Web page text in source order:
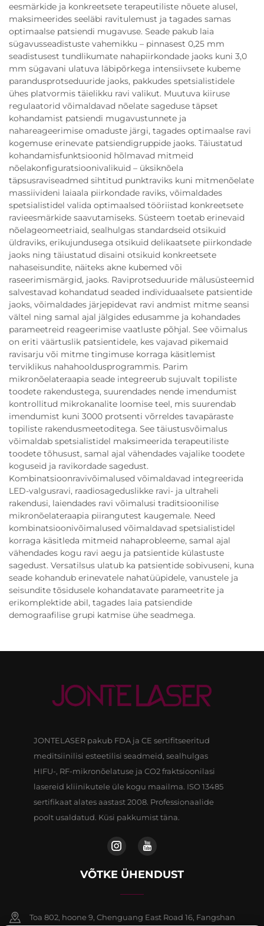
eesmärkide ja konkreetsete terapeutiliste nõuete alusel,
maksimeerides seeläbi ravitulemust ja tagades samas
optimaalse patsiendi mugavuse. Seade pakub laia
sügavusseadistuste vahemikku – pinnasest 0,25 mm
seadistusest tundlikumate nahapiirkondade jaoks kuni 3,0
mm sügavani ulatuva läbipõrkega intensiivsete kubeme
parandusprotseduuride jaoks, pakkudes spetsialistidele
ühes platvormis täielikku ravi valikut. Muutuva kiiruse
regulaatorid võimaldavad nõelate sageduse täpset
kohandamist patsiendi mugavustunnete ja
nahareageerimise omaduste järgi, tagades optimaalse ravi
kogemuse erinevate patsiendigruppide jaoks. Täiustatud
kohandamisfunktsioonid hõlmavad mitmeid
nõelakonfiguratsioonivalikuid – üksiknõela
täpsusraviseadmed sihtitud punktraviks kuni mitmenõelate
massiivideni laiaala piirkondade raviks, võimaldades
spetsialistidel valida optimaalsed tööriistad konkreetsete
ravieesmärkide saavutamiseks. Süsteem toetab erinevaid
nõelageomeetriaid, sealhulgas standardseid otsikuid
üldraviks, erikujundusega otsikuid delikaatsete piirkondade
jaoks ning täiustatud disaini otsikuid konkreetsete
nahaseisundite, näiteks akne kubemed või
raseerimismärgid, jaoks. Raviprotseduuride mälusüsteemid
salvestavad kohandatud seaded individuaalsete patsientide
jaoks, võimaldades järjepidevat ravi andmist mitme seansi
vältel ning samal ajal jälgides edusamme ja kohandades
parameetreid reageerimise vaatluste põhjal. See võimalus
on eriti väärtuslik patsientidele, kes vajavad pikemaid
ravisarju või mitme tingimuse korraga käsitlemist
terviklikus nahahooldusprogrammis. Parim
mikronõelateraapia seade integreerub sujuvalt topiliste
toodete rakendustega, suurendades nende imendumist
kontrollitud mikrokanalite loomise teel, mis suurendab
imendumist kuni 3000 protsenti võrreldes tavapäraste
topiliste rakendusmeetoditega. See täiustusvõimalus
võimaldab spetsialistidel maksimeerida terapeutiliste
toodete tõhusust, samal ajal vähendades vajalike toodete
koguseid ja ravikordade sagedust.
Kombinatsioonravivõimalused võimaldavad integreerida
LED-valgusravi, raadiosageduslikke ravi- ja ultraheli
rakendusi, laiendades ravi võimalusi traditsioonilise
mikronõelateraapia piirangutest kaugemale. Need
kombinatsioonivõimalused võimaldavad spetsialistidel
korraga käsitleda mitmeid nahaprobleeme, samal ajal
vähendades kogu ravi aegu ja patsientide külastuste
sagedust. Versatilsus ulatub ka patsientide sobivuseni, kuna
seade kohandub erinevatele nahatüüpidele, vanustele ja
seisundite tõsidusele kohandatavate parameetrite ja
erikomplektide abil, tagades laia patsiendide
demograafilise grupi katmise ühe seadmega.
JONTELASER pakub FDA ja CE sertifitseeritud
meditsiinilisi esteetilisi seadmeid, sealhulgas
HIFU-, RF-mikronõelatuse ja CO2 fraktsioonilasi
lasereid kliinikutele üle kogu maailma. ISO 13485
sertifikaat alates aastast 2008. Professionaalide
poolt usaldatud. Küsi pakkumist täna.
VÕTKE ÜHENDUST
Toa 802, hoone 9, Chenguang East Road 16, Fangshan